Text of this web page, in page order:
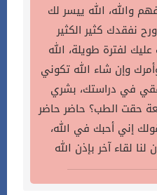
والله، الله ييسر لك
نفقدك كثير الكثير
لفترة طويلة، الله
وإن شاء الله تكوني
في دراستك، بشري
حقت الطب؟ حاضر حاضر
إني أحبك في الله،